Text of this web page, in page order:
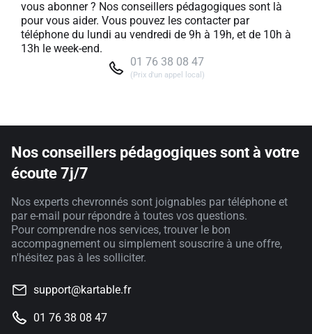
vous abonner ? Nos conseillers pédagogiques sont là
pour vous aider. Vous pouvez les contacter par
téléphone du lundi au vendredi de 9h à 19h, et de 10h à
13h le week-end.
01 76 38 08 47
(Prix d'un appel local)
Nos conseillers pédagogiques sont à votre
écoute 7j/7
Nos experts chevronnés sont joignables par téléphone et
par e-mail pour répondre à toutes vos questions.
Pour comprendre nos services, trouver le bon
accompagnement ou simplement souscrire à une offre,
n'hésitez pas à les solliciter.
support@kartable.fr
01 76 38 08 47